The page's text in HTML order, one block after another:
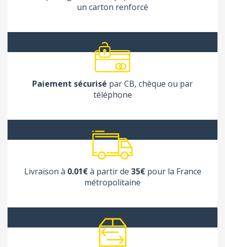
un carton renforcé
Paiement sécurisé par CB, chèque ou par
téléphone
Livraison à 0.01€à partir de 35€pour la France
métropolitaine